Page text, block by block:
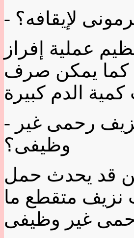
لإيقافه؟
عملية إفراز
كما يمكن صرف
- وما إمكانية حدوث حمل أثناء وجود نزيف رحمى غير
وظيفى؟
قد يحدث حمل
نزيف متقطع ما